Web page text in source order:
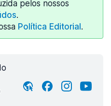
pelos nossos
.
Política Editorial.